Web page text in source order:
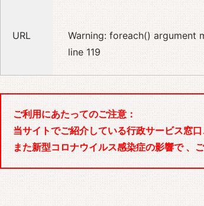
URL Warning: foreach() argument
line119
ご利用にあたってのご注意：
当サイトでご紹介している行政サービス窓
また新型コロナウイルス感染症の影響で 、